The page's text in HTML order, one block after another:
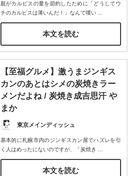
親がカルピスの量を節約したために「どうしてウ
チのカルピスは薄いんだ！」なんて嘆い…
本文を読む
【至福グルメ】激うまジンギス
カンのあとはシメの炭焼きラー
メンだよね / 炭焼き成吉思汗 や
まか
東京メインディッシュ
基本的に札幌市内のジンギスカン屋でハズレを引
く人はめったにないのですが、「炭焼き
本文を読む